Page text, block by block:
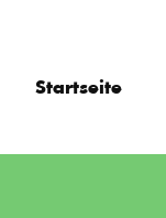
Startseite